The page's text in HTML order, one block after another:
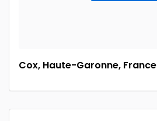
Cox, Haute-Garonne, France